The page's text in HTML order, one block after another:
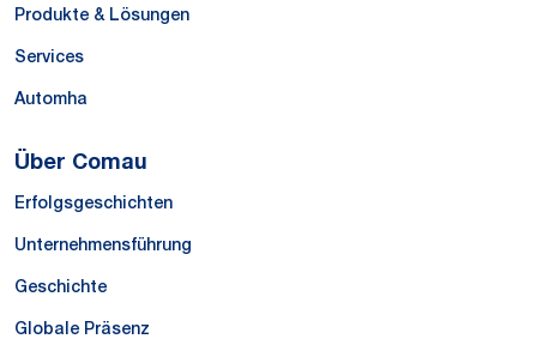
Produkte & Lösungen
Services
Automha
Über Comau
Erfolgsgeschichten
Unternehmensführung
Geschichte
Globale Präsenz